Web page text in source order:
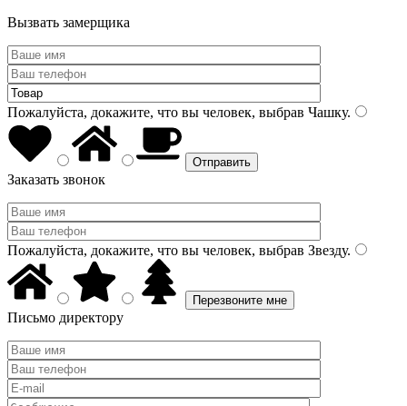
Вызвать замерщика
Пожалуйста, докажите, что вы человек, выбрав Чашку.
Заказать звонок
Пожалуйста, докажите, что вы человек, выбрав Звезду.
Письмо директору